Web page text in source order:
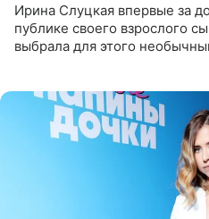
Ирина Слуцкая впервые за
публике своего взрослого
выбрала для этого